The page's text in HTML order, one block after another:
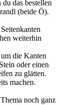
das bestellen
(beide Ö).
weiterhin
die Kanten
oder einen
zu glätten.
machen.
noch ganz